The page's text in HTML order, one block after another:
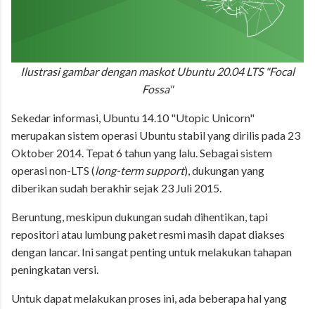
Ilustrasi gambar dengan maskot Ubuntu 20.04 LTS "Focal
Fossa"
Sekedar informasi, Ubuntu 14.10 "Utopic Unicorn"
merupakan sistem operasi Ubuntu stabil yang dirilis pada 23
Oktober 2014. Tepat 6 tahun yang lalu. Sebagai sistem
operasi non-LTS (long-term support), dukungan yang
diberikan sudah berakhir sejak 23 Juli 2015.
Beruntung, meskipun dukungan sudah dihentikan, tapi
repositori atau lumbung paket resmi masih dapat diakses
dengan lancar. Ini sangat penting untuk melakukan tahapan
peningkatan versi.
Untuk dapat melakukan proses ini, ada beberapa hal yang